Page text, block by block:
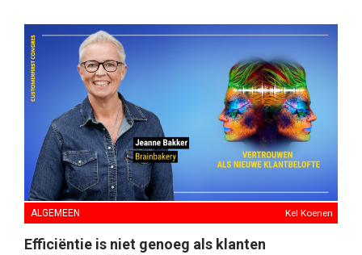
ALGEMEEN Kel Koenen
Efficiëntie is niet genoeg als klanten